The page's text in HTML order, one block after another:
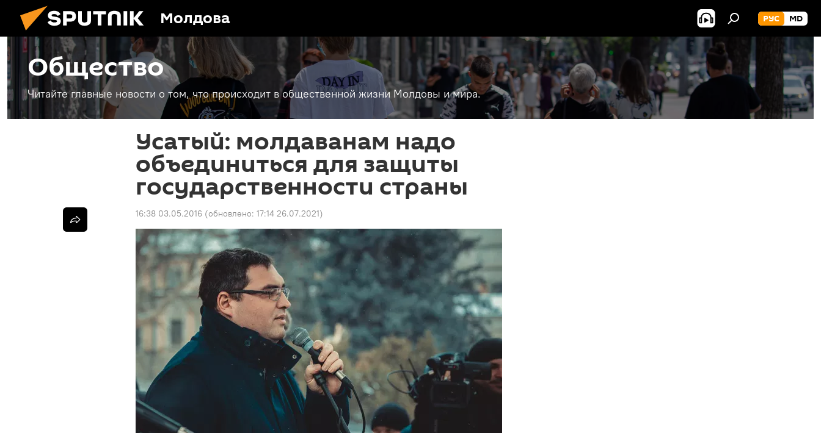
Молдова РУС MD
Общество
Читайте главные новости о том, что происходит в общественной жизни Молдовы и мира.
Усатый: молдаванам надо
объединиться для защиты
государственности страны
16:38 03.05.2016 (обновлено: 17:14 26.07.2021)